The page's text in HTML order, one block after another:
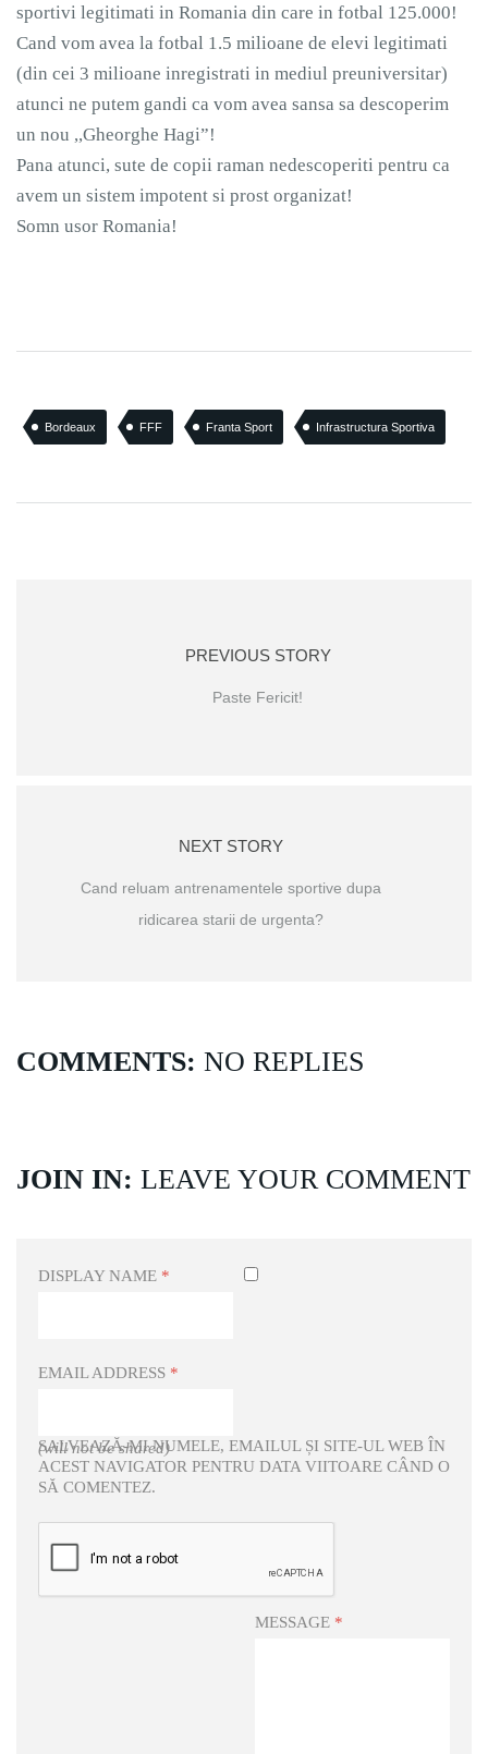
sportivi legitimati in Romania din care in fotbal 125.000!
Cand vom avea la fotbal 1.5 milioane de elevi legitimati
(din cei 3 milioane inregistrati in mediul preuniversitar)
atunci ne putem gandi ca vom avea sansa sa descoperim
un nou ,,Gheorghe Hagi”!
Pana atunci, sute de copii raman nedescoperiti pentru ca
avem un sistem impotent si prost organizat!
Somn usor Romania!
Bordeaux FFF Franta Sport Infrastructura Sportiva
PREVIOUS STORY
Paste Fericit!
NEXT STORY
Cand reluam antrenamentele sportive dupa
ridicarea starii de urgenta?
COMMENTS: NO REPLIES
JOIN IN: LEAVE YOUR COMMENT
DISPLAY NAME *
EMAIL ADDRESS *
(will not be shared)
SALVEAZĂ-MI NUMELE, EMAILUL ȘI SITE-UL WEB ÎN
ACEST NAVIGATOR PENTRU DATA VIITOARE CÂND O
SĂ COMENTEZ.
MESSAGE *